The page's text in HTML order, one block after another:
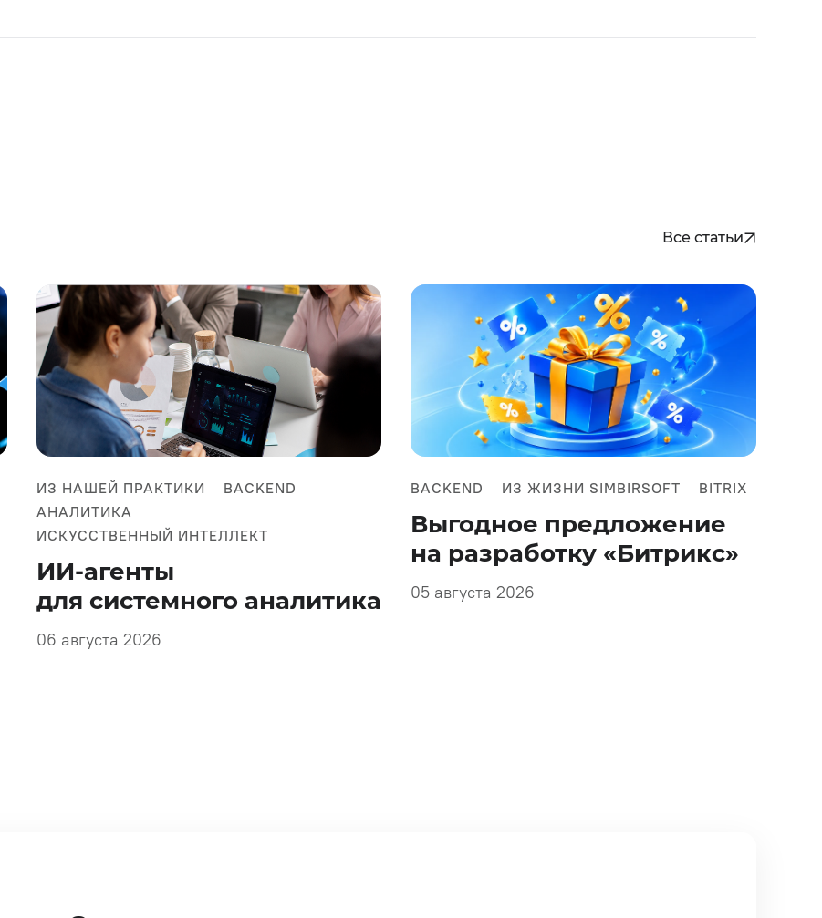
Все статьи
ИЗ НАШЕЙ ПРАКТИКИ
BACKEND
АНАЛИТИКА
ИСКУССТВЕННЫЙ ИНТЕЛЛЕКТ
ИИ-агенты
для системного аналитика
06 августа 2026
BACKEND ИЗ ЖИЗНИ SIMBIRSOFT BITRIX
Выгодное предложение
на разработку «Битрикс»
05 августа 2026